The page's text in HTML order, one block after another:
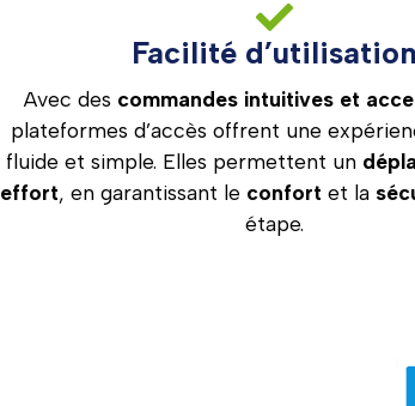
Facilité d’utilisation
Avec des commandes intuitives et
plateformes d’accès offrent une
fluide et simple. Elles permettent un
effort, en garantissant le confort et la
étape.